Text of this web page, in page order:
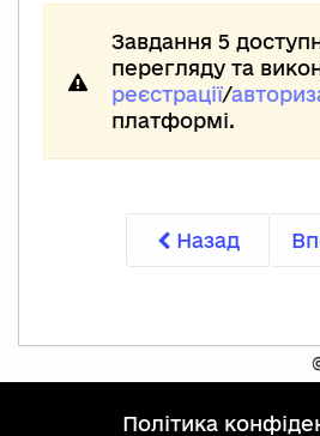
Завдання 5
перегляду та
реєстрації/
платформі.
Назад
політика